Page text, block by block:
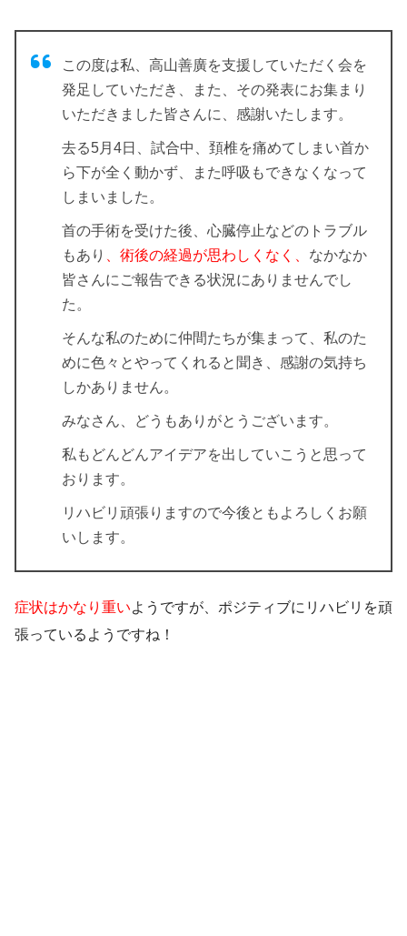
この度は私、高山善廣を支援していただく会を
発足していただき、また、その発表にお集まり
いただきました皆さんに、感謝いたします。
去る5月4日、試合中、頚椎を痛めてしまい首か
ら下が全く動かず、また呼吸もできなくなって
しまいました。
首の手術を受けた後、心臓停止などのトラブル
もあり
、術後の経過が思わしくなく、 なかなか
皆さんにご報告できる状況にありませんでし
た。
そんな私のために仲間たちが集まって、私のた
めに色々とやってくれると聞き、感謝の気持ち
しかありません。
みなさん、どうもありがとうございます。
私もどんどんアイデアを出していこうと思って
おります。
リハビリ頑張りますので今後ともよろしくお願
いします。
症状はかなり重いようですが、ポジティブにリハビリを頑
張っているようですね！